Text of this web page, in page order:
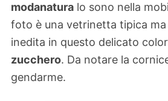
modanatura lo sono nella
foto è una vetrinetta tipica
inedita in questo delicato color
zucchero. Da notare la
gendarme.